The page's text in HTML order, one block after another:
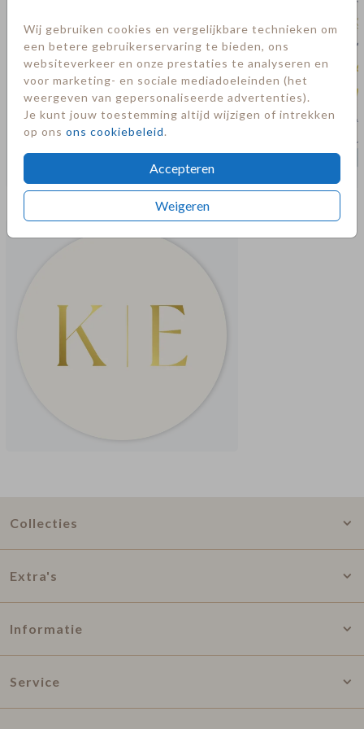
Wij gebruiken cookies en vergelijkbare technieken om
een betere gebruikerservaring te bieden, ons
websiteverkeer en onze prestaties te analyseren en
voor marketing- en sociale mediadoeleinden (het
weergeven van gepersonaliseerde advertenties).
Je kunt jouw toestemming altijd wijzigen of intrekken
op ons ons cookiebeleid.
Accepteren
Weigeren
Collecties
Extra's
Informatie
Service